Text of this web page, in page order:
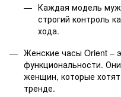
Каждая модель
строгий контроль
хода.
Женские часы Orient –
функциональности.
женщин, которые
тренде.